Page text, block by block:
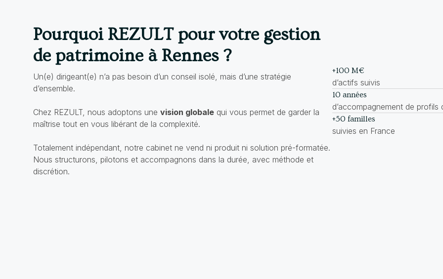
Pourquoi REZULT pour votre gestion
de patrimoine à Rennes ?
Un(e) dirigeant(e) n’a pas besoin d’un conseil isolé, mais d’une stratégie
d’ensemble.
Chez REZULT, nous adoptons unevision globale qui vous permet de garder la
maîtrise tout en vous libérant de la complexité.
Totalement indépendant, notre cabinet ne vend ni produit ni solution pré-formatée.
Nous structurons, pilotons et accompagnons dans la durée, avec méthode et
discrétion.
+100 M€
d’actifs suivis
10 années
d’accompagnement de profils
+50 familles
suivies en France